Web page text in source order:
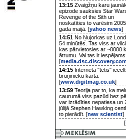
13:15 Zvaigžņu karu
epizode sauksies Star
Revenge of the Sith un
noskatīties to varēsim 2005.
gada maijā. [yahoo news]
14:51 No Ņujorkas uz
54 minūtēs. Tas viss ar
kas pārvietosies ar ~8000
ātrumu. Vai tas ir
[
14:15 Interneta "tētis"
bruņinieku kārtā.
[www.digitmag.co.uk]
13:59 Teorija par to, ka
caurumā viss pazūd bez
var izrādīties nepatiesa un
jūlijā Stephen Hawking
to pierādīt. [new scientist]
[